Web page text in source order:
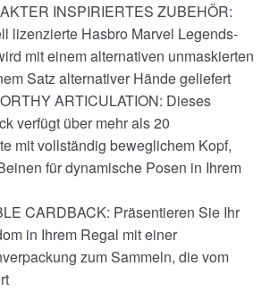
INSPIRIERTES ZUBEHÖR:
lizenzierte Hasbro Marvel Legends-
mit einem alternativen unmaskierten
Satz alternativer Hände geliefert
ARTICULATION: Dieses
verfügt über mehr als 20
mit vollständig beweglichem Kopf,
für dynamische Posen in Ihrem
CARDBACK: Präsentieren Sie Ihr
in Ihrem Regal mit einer
zum Sammeln, die vom